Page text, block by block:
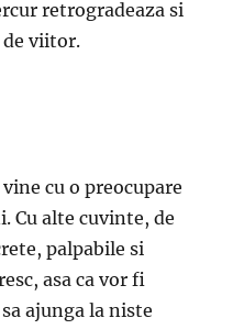
retrogradeaza si
viitor.
cu o preocupare
Cu alte cuvinte, de
palpabile si
asa ca vor fi
ajunga la niste